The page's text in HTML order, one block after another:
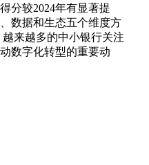
分较2024年有显著提
数据和生态五个维度方
来越多的中小银行关注
数字化转型的重要动